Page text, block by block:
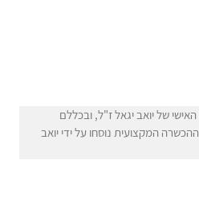
של יואב יגאל ז"ל, ובכללם
המקצועית נוסחו על ידי יואב